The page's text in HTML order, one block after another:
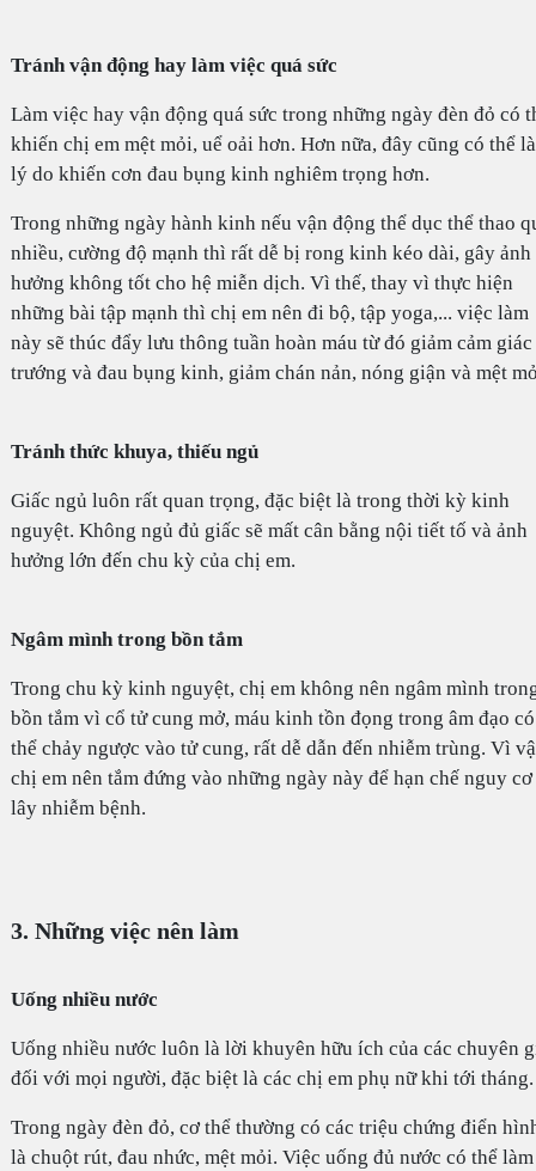
Tránh vận động hay làm việc quá sức
Làm việc hay vận động quá sức trong những ngày đèn đỏ có
khiến chị em mệt mỏi, uể oải hơn. Hơn nữa, đây cũng có thể là
lý do khiến cơn đau bụng kinh nghiêm trọng hơn.
Trong những ngày hành kinh nếu vận động thể dục thể thao
nhiều, cường độ mạnh thì rất dễ bị rong kinh kéo dài, gây ảnh
hưởng không tốt cho hệ miễn dịch. Vì thế, thay vì thực hiện
những bài tập mạnh thì chị em nên đi bộ, tập yoga,... việc làm
này sẽ thúc đẩy lưu thông tuần hoàn máu từ đó giảm cảm giác
trướng và đau bụng kinh, giảm chán nản, nóng giận và mệt
Tránh thức khuya, thiếu ngủ
Giấc ngủ luôn rất quan trọng, đặc biệt là trong thời kỳ kinh
nguyệt. Không ngủ đủ giấc sẽ mất cân bằng nội tiết tố và ảnh
hưởng lớn đến chu kỳ của chị em.
Ngâm mình trong bồn tắm
Trong chu kỳ kinh nguyệt, chị em không nên ngâm mình
bồn tắm vì cổ tử cung mở, máu kinh tồn đọng trong âm đạo có
thể chảy ngược vào tử cung, rất dễ dẫn đến nhiễm trùng. Vì
chị em nên tắm đứng vào những ngày này để hạn chế nguy cơ
lây nhiễm bệnh.
3. Những việc nên làm
Uống nhiều nước
Uống nhiều nước luôn là lời khuyên hữu ích của các chuyên
đối với mọi người, đặc biệt là các chị em phụ nữ khi tới tháng.
Trong ngày đèn đỏ, cơ thể thường có các triệu chứng điển
là chuột rút, đau nhức, mệt mỏi. Việc uống đủ nước có thể làm